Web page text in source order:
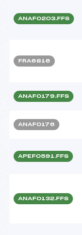
ANAF0203.FFS
FRA6816
ANAF0179.FFS
ANAF0176
APEF0591.FFS
ANAF0132.FFS